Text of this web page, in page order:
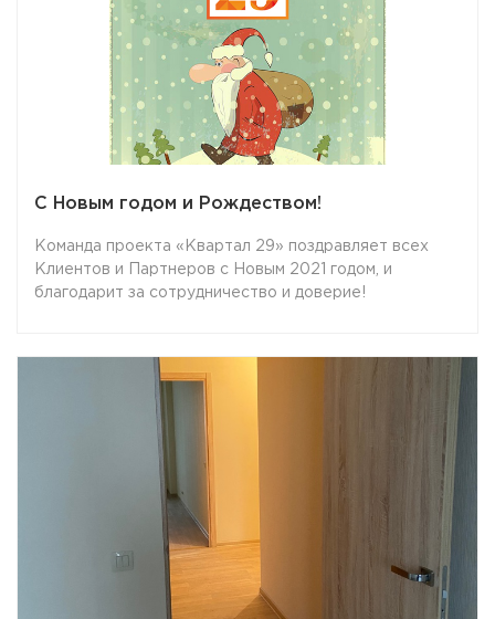
С Новым годом и Рождеством!
Команда проекта «Квартал 29» поздравляет всех
Клиентов и Партнеров с Новым 2021 годом, и
благодарит за сотрудничество и доверие!